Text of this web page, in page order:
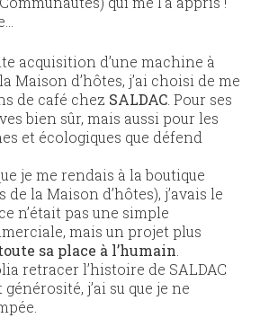
acquisition d’une machine à
Maison d’hôtes, j’ai choisi de me
de café chez SALDAC. Pour ses
bien sûr, mais aussi pour les
et écologiques que défend
je me rendais à la boutique
de la Maison d’hôtes), j’avais le
n’était pas une simple
mais un projet plus
sa place à l’humain.
retracer l’histoire de SALDAC
j’ai su que je ne